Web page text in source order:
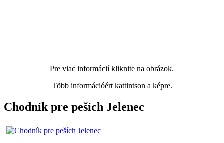
Pre viac informácií kliknite na obrázok.
Több információért kattintson a képre.
Chodník pre peších Jelenec